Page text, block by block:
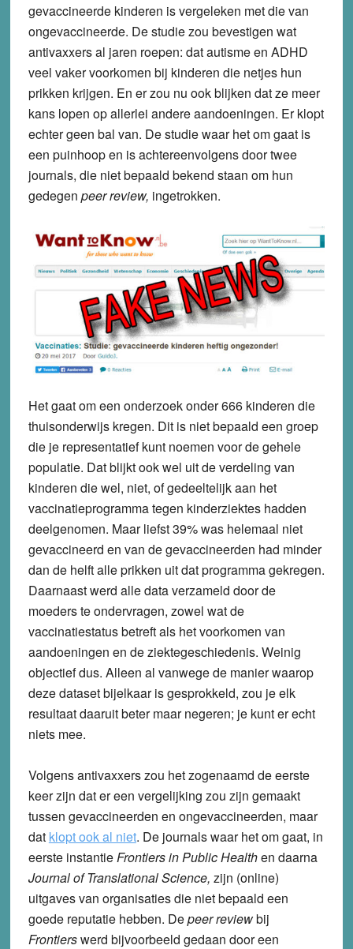
gevaccineerde kinderen is vergeleken met die van
ongevaccineerde. De studie zou bevestigen wat
antivaxxers al jaren roepen: dat autisme en ADHD
veel vaker voorkomen bij kinderen die netjes hun
prikken krijgen. En er zou nu ook blijken dat ze meer
kans lopen op allerlei andere aandoeningen. Er klopt
echter geen bal van. De studie waar het om gaat is
een puinhoop en is achtereenvolgens door twee
journals, die niet bepaald bekend staan om hun
gedegen peer review, ingetrokken.
Het gaat om een onderzoek onder 666 kinderen die
thuisonderwijs kregen. Dit is niet bepaald een groep
die je representatief kunt noemen voor de gehele
populatie. Dat blijkt ook wel uit de verdeling van
kinderen die wel, niet, of gedeeltelijk aan het
vaccinatieprogramma tegen kinderziektes hadden
deelgenomen. Maar liefst 39% was helemaal niet
gevaccineerd en van de gevaccineerden had minder
dan de helft alle prikken uit dat programma gekregen.
Daarnaast werd alle data verzameld door de
moeders te ondervragen, zowel wat de
vaccinatiestatus betreft als het voorkomen van
aandoeningen en de ziektegeschiedenis. Weinig
objectief dus. Alleen al vanwege de manier waarop
deze dataset bijelkaar is gesprokkeld, zou je elk
resultaat daaruit beter maar negeren; je kunt er echt
niets mee.
Volgens antivaxxers zou het zogenaamd de eerste
keer zijn dat er een vergelijking zou zijn gemaakt
tussen gevaccineerden en ongevaccineerden, maar
dat klopt ook al niet. De journals waar het om gaat, in
eerste instantieFrontiers in Public Healthen daarna
Journal of Translational Science, zijn (online)
uitgaves van organisaties die niet bepaald een
goede reputatie hebben. Depeer reviewbij
Frontierswerd bijvoorbeeld gedaan door een